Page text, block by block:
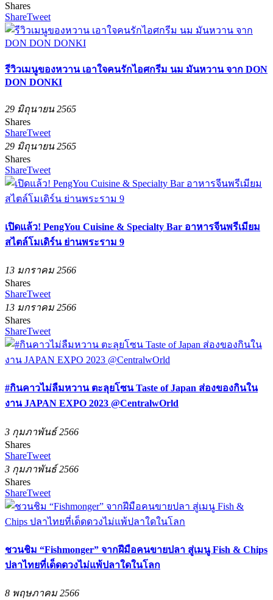
Shares
ShareTweet
รีวิวเมนูของหวาน เอาใจคนรักไอศกรีม นม มันหวาน จาก DON
DON DONKI
29 มิถุนายน 2565
Shares
ShareTweet
29 มิถุนายน 2565
Shares
ShareTweet
เปิดแล้ว! PengYou Cuisine & Specialty Bar อาหารจีนพรีเมียม
สไตล์โมเดิร์น ย่านพระราม 9
13 มกราคม 2566
Shares
ShareTweet
13 มกราคม 2566
Shares
ShareTweet
#กินคาวไม่ลืมหวาน ตะลุยโซน Taste of Japan ส่องของกินใน
งาน JAPAN EXPO 2023 @CentralwOrld
3 กุมภาพันธ์ 2566
Shares
ShareTweet
3 กุมภาพันธ์ 2566
Shares
ShareTweet
ชวนชิม “Fishmonger” จากฝีมือคนขายปลา สู่เมนู Fish & Chips
ปลาไทยที่เด็ดดวงไม่แพ้ปลาใดในโลก
8 พฤษภาคม 2566